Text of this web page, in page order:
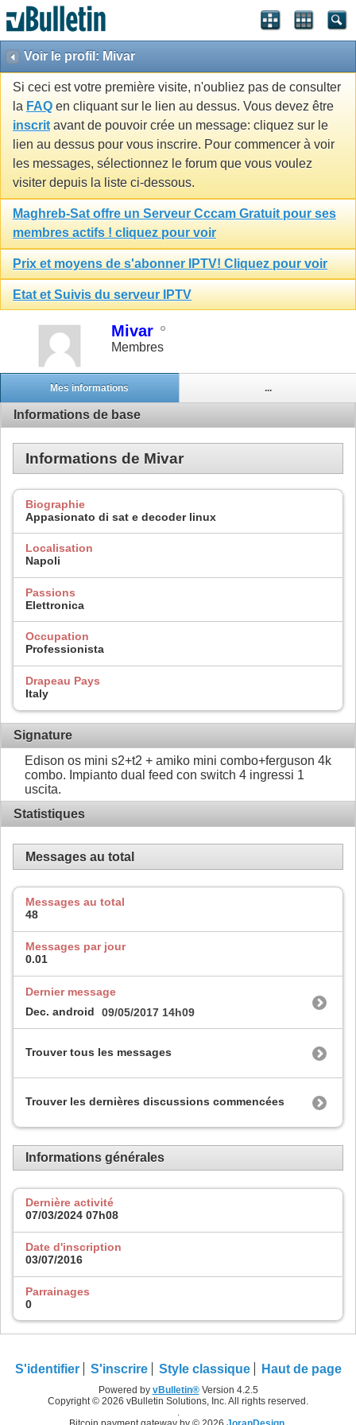
Voir le profil: Mivar
Si ceci est votre première visite, n'oubliez pas de consulter
la FAQ en cliquant sur le lien au dessus. Vous devez être
inscrit avant de pouvoir crée un message: cliquez sur le
lien au dessus pour vous inscrire. Pour commencer à voir
les messages, sélectionnez le forum que vous voulez
visiter depuis la liste ci-dessous.
Maghreb-Sat offre un Serveur Cccam Gratuit pour ses
membres actifs ! cliquez pour voir
Prix et moyens de s'abonner IPTV! Cliquez pour voir
Etat et Suivis du serveur IPTV
Mivar
Membres
Mes informations ...
Informations de base
Informations de Mivar
Biographie
Appasionato di sat e decoder linux
Localisation
Napoli
Passions
Elettronica
Occupation
Professionista
Drapeau Pays
Italy
Signature
Edison os mini s2+t2 + amiko mini combo+ferguson 4k
combo. Impianto dual feed con switch 4 ingressi 1
uscita.
Statistiques
Messages au total
Messages au total
48
Messages par jour
0.01
Dernier message
Dec. android
09/05/2017 14h09
Trouver tous les messages
Trouver les dernières discussions commencées
Informations générales
Dernière activité
07/03/2024 07h08
Date d'inscription
03/07/2016
Parrainages
0
S'identifier S'inscrire Style classique Haut de page
Powered by vBulletin®Version 4.2.5
Copyright © 2026 vBulletin Solutions, Inc. All rights reserved.
.